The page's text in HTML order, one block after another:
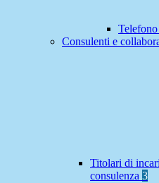
Telefono
Consulenti e
Titolari di
consulenza 3